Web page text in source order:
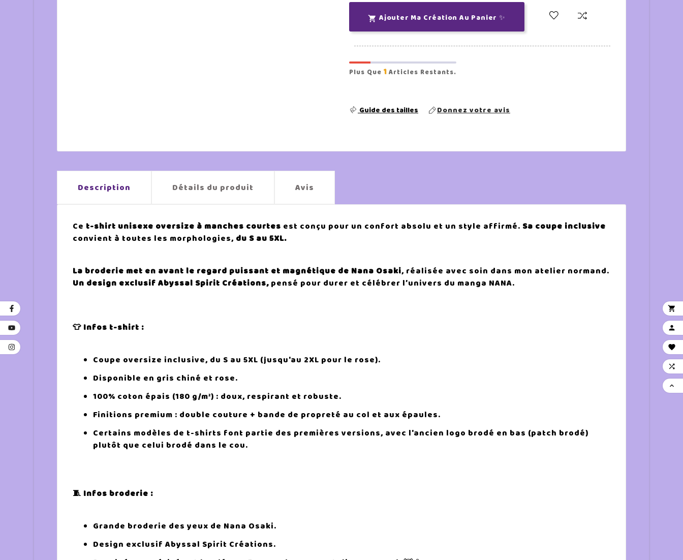
 Ajouter Ma Création Au Panier ✨
Plus Que 1 Articles Restants.
Guide des tailles Donnez votre avis
Description Détails du produit Avis
Ce t-shirt unisexe oversize à manches courtes est conçu pour un confort absolu et un style affirmé. Sa coupe inclusive
convient à toutes les morphologies, du S au 5XL.
La broderie met en avant le regard puissant et magnétique de Nana Osaki, réalisée avec soin dans mon atelier normand.
Un design exclusif Abyssal Spirit Créations, pensé pour durer et célébrer l’univers du manga NANA.
👕 Infos t-shirt :
Coupe oversize inclusive, du S au 5XL (jusqu'au 2XL pour le rose).
Disponible en gris chiné et rose.
100% coton épais (180 g/m²) : doux, respirant et robuste.
Finitions premium : double couture + bande de propreté au col et aux épaules.
Certains modèles de t-shirts font partie des premières versions, avec l'ancien logo brodé en bas (patch brodé)
plutôt que celui brodé dans le cou.
🧵 Infos broderie :
Grande broderie des yeux de Nana Osaki.
Design exclusif Abyssal Spirit Créations.




